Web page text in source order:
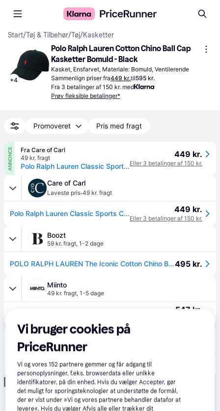
Start/Tøj & Tilbehør/Tøj/Kasketter
+4
Polo Ralph Lauren Cotton Chino Ball Cap
Kasketter Bomuld - Black
Kasket, Ensfarvet, Materiale: Bomuld, Ventilerende
Sammenlign priser fra449 kr.til595 kr.
Fra 3 betalinger af 150 kr. med
Prøv fleksible betalinger*
Promoveret Pris med fragt
ANNONCE
Fra Care of Carl
49 kr. fragt
Polo Ralph Lauren Classic Sports Cap Black
449 kr.
Eller 3 betalinger af 150 kr.
Care of Carl
Laveste pris·49 kr. fragt
Polo Ralph Lauren Classic Sports Cap Black 449 kr.
Eller 3 betalinger af 150 kr.
Boozt
59 kr. fragt, 1-2 dage
POLO RALPH LAUREN The Iconic Cotton Chino Ball Cap | Black | One Size495 kr.
Miinto
49 kr. fragt, 1-5 dage
547 kr.
asos
Fri fragt,5-10 dage
Polo Ralph Lauren - Sort baseball-kasket med ikonlogo - One Size
Eller 3 betalinger af 165 kr.
Annonce
Vi bruger cookies på
PriceRunner
Vi og vores152 partnere gemmer og får adgang til
personoplysninger, f.eks. browserdata eller unikke
identifikatorer, på din enhed. Hvis du vælger Accepter, gør
det muligt for sporingsteknologier at understøtte de formål,
der er vist under »Vi og vores partnere behandler datafor at
levere«. Hvis du vælger Afvis alle eller trækker dit